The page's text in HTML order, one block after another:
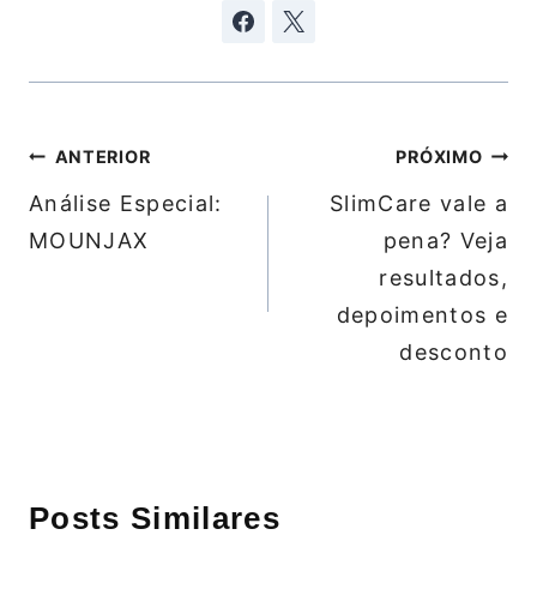
Navegação
de
Post
ANTERIOR
Análise Especial:
MOUNJAX
PRÓXIMO
SlimCare vale a
pena? Veja
resultados,
depoimentos e
desconto
Posts Similares